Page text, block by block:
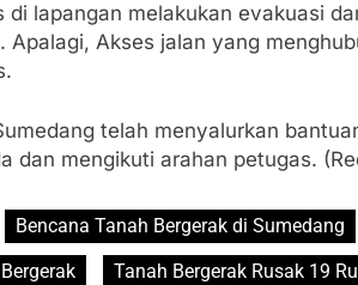
di lapangan melakukan evakuasi
Apalagi, Akses jalan yang
telah menyalurkan
dan mengikuti arahan petugas.
Bencana Tanah Bergerak di Sumedang
Tanah Bergerak Rusak 19